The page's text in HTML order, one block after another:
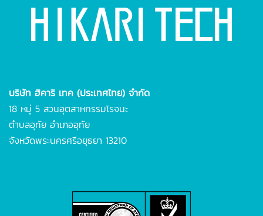
บริษัท ฮิคาริ เทค (ประเทศไทย) จำกัด
18 หมู่ 5 สวนอุตสาหกรรมโรจนะ
ตำบลอุทัย อำเภออุทัย
จังหวัดพระนครศรีอยุธยา 13210